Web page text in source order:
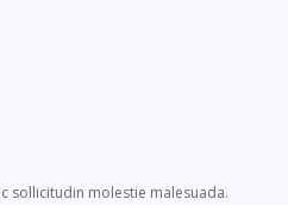
sollicitudin molestie malesuada.